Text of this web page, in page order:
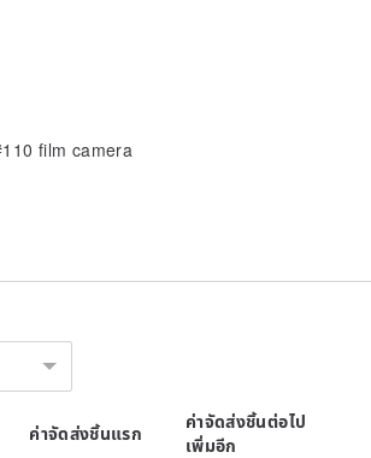
film camera
ค่าจัดส่งชิ้นแรก
ค่าจัดส่งชิ้นต่อไป
เพิ่มอีก